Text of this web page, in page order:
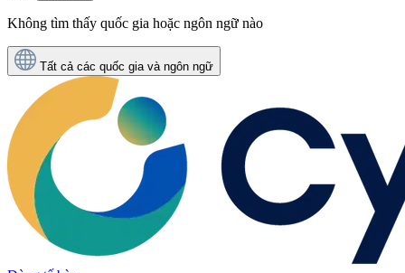
Không tìm thấy quốc gia hoặc ngôn ngữ nào
Tất cả các quốc gia và ngôn ngữ